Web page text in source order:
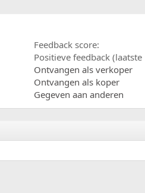
Feedback score
Positieve feedback
Ontvangen als verkoper
Ontvangen als koper
Gegeven aan anderen